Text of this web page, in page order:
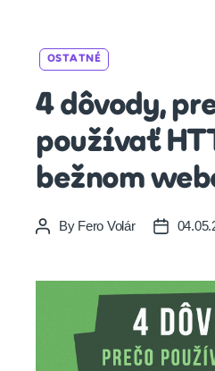
OSTATNÉ
4 dôvody,
používať
bežnom
PostBy Fero Volár
Post